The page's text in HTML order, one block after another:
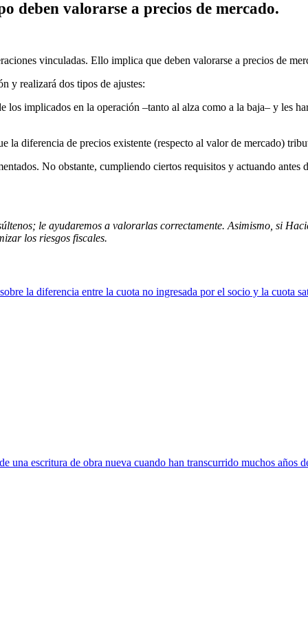
deben valorarse a precios de mercado.
vinculadas. Ello implica que deben valorarse a precios de
y realizará dos tipos de ajustes:
los implicados en la operación –tanto al alza como a la baja– y les
la diferencia de precios existente (respecto al valor de mercado)
No obstante, cumpliendo ciertos requisitos y actuando
le ayudaremos a valorarlas correctamente. Asimismo, si
los riesgos fiscales.
la diferencia entre la cuota no ingresada por el socio y la cuota
una escritura de obra nueva cuando han transcurrido muchos años